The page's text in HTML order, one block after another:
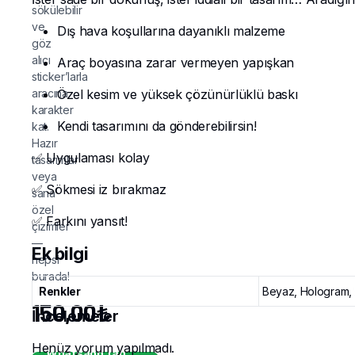
sökülebilir
ve
göz
alıcı
sticker’larla
aracına
karakter
kat.
Hazır
tasarımlar
veya
sana
özel
çizimler
—
hepsi
burada!
150,00₺
Dış hava koşullarına dayanıklı malzeme
Araç boyasına zarar vermeyen yapışkan
Özel kesim ve yüksek çözünürlüklü baskı
Kendi tasarımını da gönderebilirsin!
✅ Uygulaması kolay
✅ Sökmesi iz bırakmaz
✅ Farkını yansıt!
Ek bilgi
Renkler Beyaz, Hologram,
İncelemeler
Henüz yorum yapılmadı.